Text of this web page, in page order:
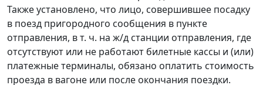
Также установлено, что лицо, совершившее посадку
в поезд пригородного сообщения в пункте
отправления, в т. ч. на ж/д станции отправления, где
отсутствуют или не работают билетные кассы и (или)
платежные терминалы, обязано оплатить стоимость
проезда в вагоне или после окончания поездки.